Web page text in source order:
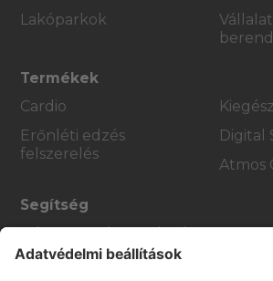
Lakóparkok
Termékek
Cardio
Erőnléti edzés
felszerelés
Digital
Atmos
Segítség
Edzőterem berendezés
Szolgáltatási központ